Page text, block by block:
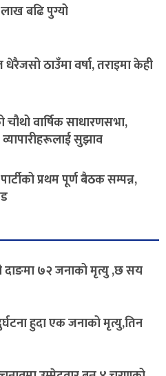
बढि पुग्यो
ठाउँमा वर्षा, तराइमा केही
वार्षिक साधारणसभा,
व्यापारीहरूलाई सुझाव
पार्टीको प्रथम पूर्ण बैठक सम्पन्न,
दाङमा ७२ जनाको मृत्यु ,छ सय
हुदा एक जनाको मृत्यु,तिन